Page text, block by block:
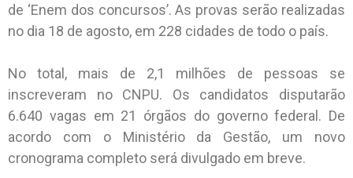
de ‘Enem dos concursos’. As provas serão realizadas
no dia 18 de agosto, em 228 cidades de todo o país.
No total, mais de 2,1 milhões de pessoas se
inscreveram no CNPU. Os candidatos disputarão
6.640 vagas em 21 órgãos do governo federal. De
acordo com o Ministério da Gestão, um novo
cronograma completo será divulgado em breve.